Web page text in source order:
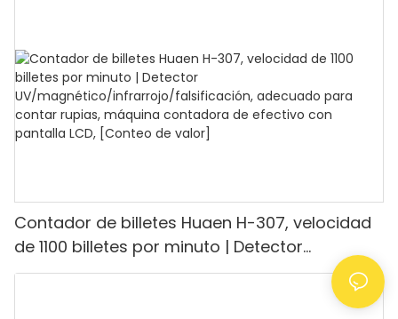
restaurantes.
Contador de billetes Huaen H-307, velocidad
de 1100 billetes por minuto | Detector
UV/magnético/infrarrojo/falsificación,